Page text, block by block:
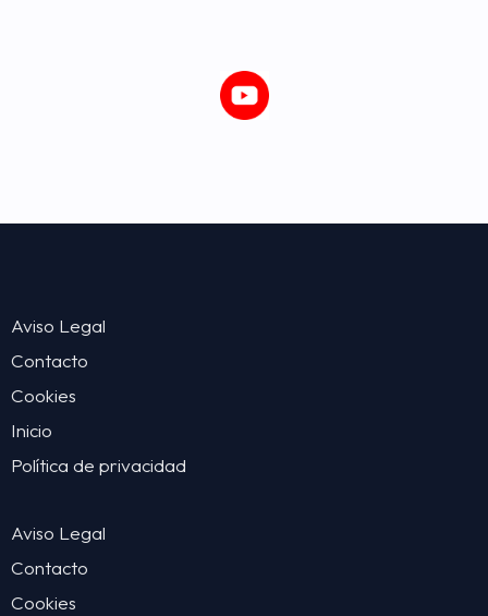
Aviso Legal
Contacto
Cookies
Inicio
Política de privacidad
Aviso Legal
Contacto
Cookies